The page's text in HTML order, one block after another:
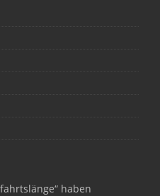
haben